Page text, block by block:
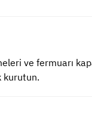
ve fermuarı
kurutun.